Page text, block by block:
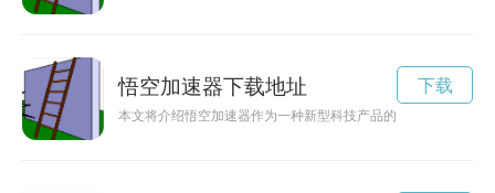
悟空加速器下载地址
本文将介绍悟空加速器作为一种新型科技产品的功能与特点，
下载